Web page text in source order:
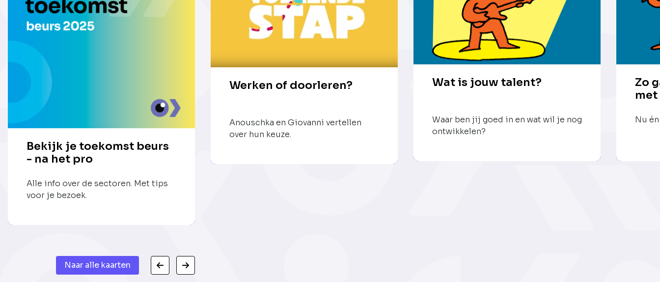
Bekijk je toekomst beurs
- na het pro
Alle info over de sectoren. Met tips
voor je bezoek.
Werken of doorleren?
Anouschka en Giovanni vertellen
over hun keuze.
Wat is jouw talent?
Waar ben jij goed in en wat wil je nog
ontwikkelen?
Zo
Nu
Naar alle kaarten